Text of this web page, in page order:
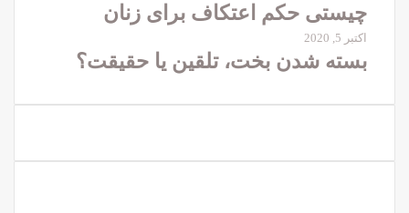
چیستی حکم اعتکاف برای زنان
اکتبر 5, 2020
بسته شدن بخت، تلقین یا حقیقت؟